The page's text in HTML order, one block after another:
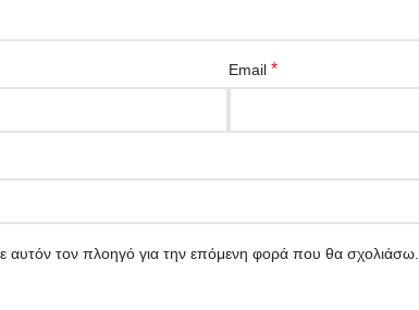
Email *
τον πλοηγό για την επόμενη φορά που θα σχολιάσω.